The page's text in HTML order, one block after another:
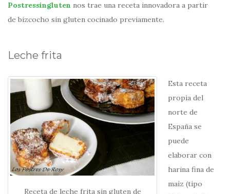
Postressingluten nos trae una receta innovadora a partir
de bizcocho sin gluten cocinado previamente.
Leche frita
Receta de leche frita sin gluten de
Esta receta
propia del
norte de
España se
puede
elaborar con
harina fina de
maíz (tipo